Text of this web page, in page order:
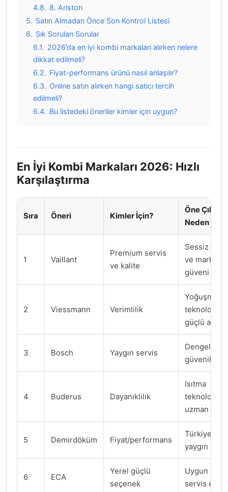
4.8. 8. Ariston
5. Satın Almadan Önce Son Kontrol Listesi
6. Sık Sorulan Sorular
6.1. 2026’da en iyi kombi markaları alırken nelere
dikkat edilmeli?
6.2. Fiyat-performans ürünü nasıl anlaşılır?
6.3. Online satın alırken hangi satıcı tercih
edilmeli?
6.4. Bu listedeki öneriler kimler için uygun?
En İyi Kombi Markaları 2026: Hızlı
Karşılaştırma
Sıra Öneri Kimler İçin?
Öne Çıkan
Neden
1 Vaillant
Premium servis
ve kalite
Sessiz
ve marka
güveni
2 Viessmann Verimlilik
Yoğuşmalı
teknolojide
güçlü algı
3 Bosch Yaygın servis
Dengeli
güvenilirlik
4 Buderus Dayanıklılık
Isıtma
uzman
5 Demirdöküm Fiyat/performans
Türkiye'de
yaygın
6 ECA
Yerel güçlü
seçenek
Uygun
servis